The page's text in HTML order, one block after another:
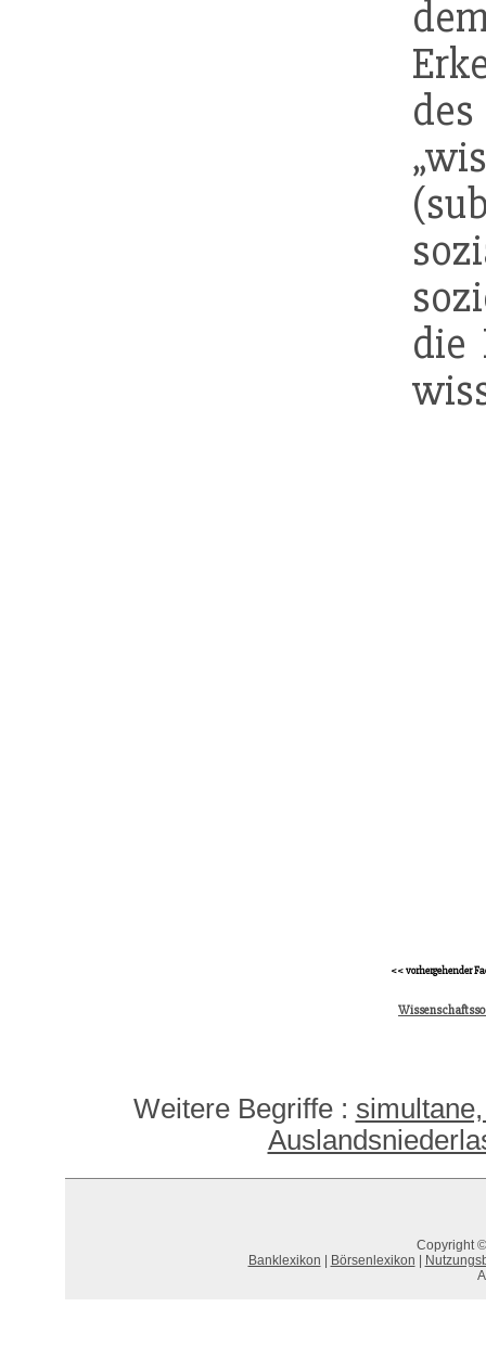
die
<< vorhergehender
Weitere Begriffe :
Copyright
Banklexikon
Börsenlexikon